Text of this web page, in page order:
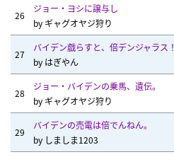
26
ジョー・ヨシに譲与し
by ギャグオヤジ狩り
27
バイデン戯らすと、倍デンジャラス！
by はぎやん
28
ジョー・バイデンの乗馬、遺伝。
by ギャグオヤジ狩り
29
バイデンの売電は倍でんねん。
by しましま1203